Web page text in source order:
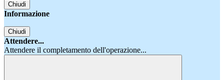
Chiudi
Informazione
Chiudi
Attendere...
Attendere il completamento dell'operazione...